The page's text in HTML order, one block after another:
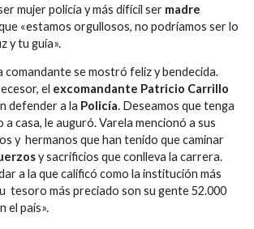
mujer policía y más difícil ser madre
«estamos orgullosos, no podríamos ser lo
y tu guía».
comandante se mostró feliz y bendecida.
el excomandante Patricio Carrillo
defender a la Policía. Deseamos que tenga
casa, le auguró. Varela mencionó a sus
y hermanos que han tenido que caminar
y sacrificios que conlleva la carrera.
a la que calificó como la institución más
tesoro más preciado son su gente 52.000
el país».